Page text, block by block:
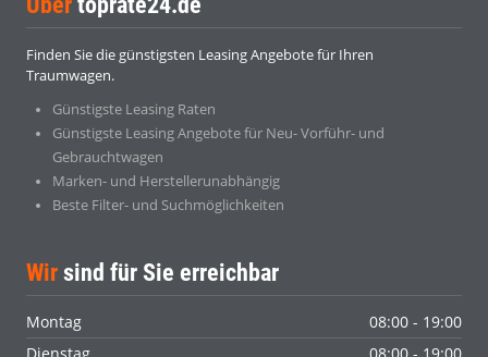
Finden Sie die günstigsten Leasing Angebote für Ihren
Traumwagen.
Günstigste Leasing Raten
Günstigste Leasing Angebote für Neu- Vorführ- und
Gebrauchtwagen
Marken- und Herstellerunabhängig
Beste Filter- und Suchmöglichkeiten
Wir sind für Sie erreichbar
Montag
08:00 - 19:00